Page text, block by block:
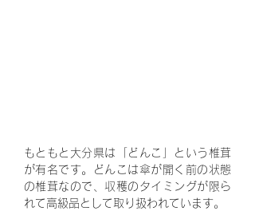
もともと大分県は「どんこ」という椎茸
が有名です。どんこは傘が開く前の状態
の椎茸なので、収穫のタイミングが限ら
れて高級品として取り扱われています。